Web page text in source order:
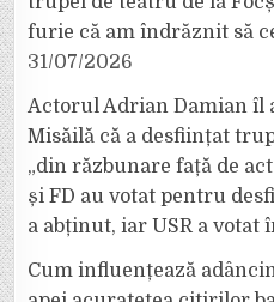
furie că am îndrăznit să
31/07/2026
Actorul Adrian Damian îl
Misăilă că a desființat
„din răzbunare față de
și FD au votat pentru
a abținut, iar USR a votat
Cum influențează